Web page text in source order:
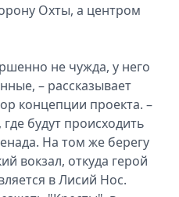
Охты, а центром
не чужда, у него
– рассказывает
концепции проекта. –
будут происходить
На том же берегу
вокзал, откуда герой
в Лисий Нос.